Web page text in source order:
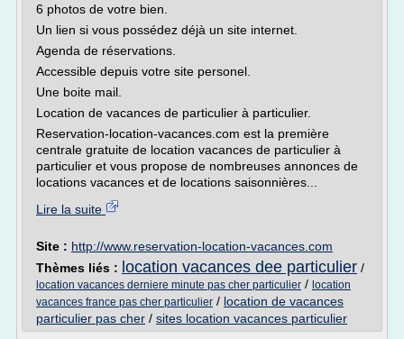
6 photos de votre bien.
Un lien si vous possédez déjà un site internet.
Agenda de réservations.
Accessible depuis votre site personel.
Une boite mail.
Location de vacances de particulier à particulier.
Reservation-location-vacances.com est la première
centrale gratuite de location vacances de particulier à
particulier et vous propose de nombreuses annonces de
locations vacances et de locations saisonnières...
Lire la suite
Site : http://www.reservation-location-vacances.com
Thèmes liés : location vacances dee particulier /
location vacances derniere minute pas cher particulier / location
vacances france pas cher particulier / location de vacances
particulier pas cher / sites location vacances particulier